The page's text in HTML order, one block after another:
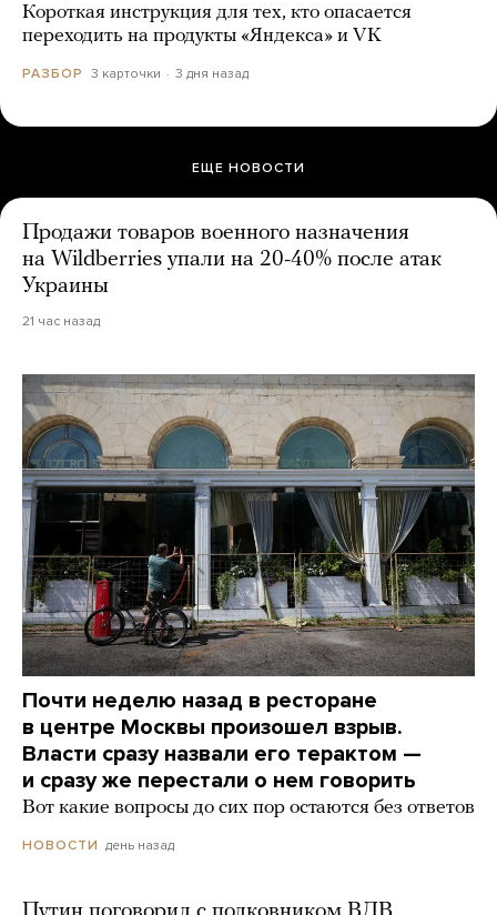
Короткая инструкция для тех, кто опасается
переходить на продукты «Яндекса» и VK
РАЗБОР 3 карточки 3 дня назад
ЕЩЕ НОВОСТИ
Продажи товаров военного назначения
на Wildberries упали на 20-40% после атак
Украины
21 час назад
Почти неделю назад в ресторане
в центре Москвы произошел взрыв.
Власти сразу назвали его терактом —
и сразу же перестали о нем говорить
Вот какие вопросы до сих пор остаются без ответов
НОВОСТИ день назад